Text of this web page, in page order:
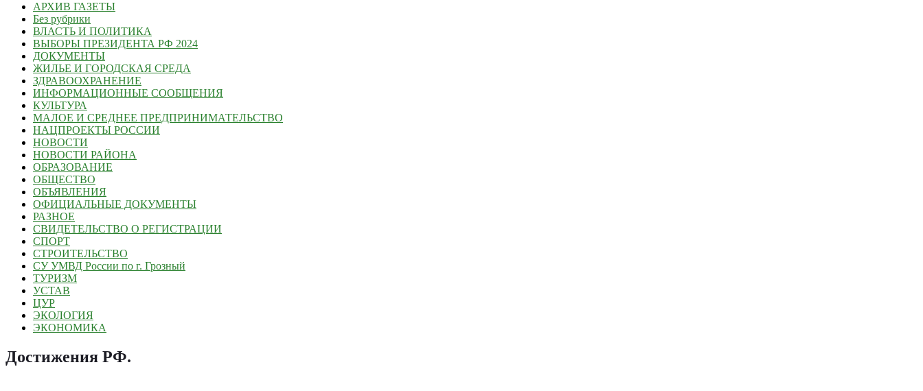
АРХИВ ГАЗЕТЫ
Без рубрики
ВЛАСТЬ И ПОЛИТИКА
ВЫБОРЫ ПРЕЗИДЕНТА РФ 2024
ДОКУМЕНТЫ
ЖИЛЬЕ И ГОРОДСКАЯ СРЕДА
ЗДРАВООХРАНЕНИЕ
ИНФОРМАЦИОННЫЕ СООБЩЕНИЯ
КУЛЬТУРА
МАЛОЕ И СРЕДНЕЕ ПРЕДПРИНИМАТЕЛЬСТВО
НАЦПРОЕКТЫ РОССИИ
НОВОСТИ
НОВОСТИ РАЙОНА
ОБРАЗОВАНИЕ
ОБЩЕСТВО
ОБЪЯВЛЕНИЯ
ОФИЦИАЛЬНЫЕ ДОКУМЕНТЫ
РАЗНОЕ
СВИДЕТЕЛЬСТВО О РЕГИСТРАЦИИ
СПОРТ
СТРОИТЕЛЬСТВО
СУ УМВД России по г. Грозный
ТУРИЗМ
УСТАВ
ЦУР
ЭКОЛОГИЯ
ЭКОНОМИКА
Достижения РФ.